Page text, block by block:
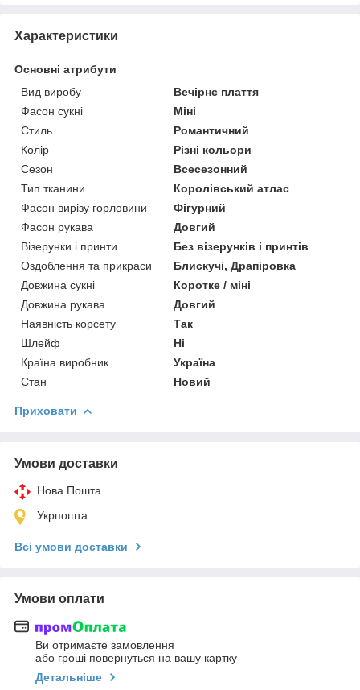
Характеристики
Основні атрибути
Вид виробу
Вечірнє плаття
Фасон сукні
Міні
Стиль
Романтичний
Колір
Різні кольори
Сезон
Всесезонний
Тип тканини
Королівський атлас
Фасон вирізу горловини
Фігурний
Фасон рукава
Довгий
Візерунки і принти
Без візерунків і принтів
Оздоблення та прикраси
Блискучі, Драпіровка
Довжина сукні
Коротке / міні
Довжина рукава
Довгий
Наявність корсету
Так
Шлейф
Ні
Країна виробник
Україна
Стан
Новий
Приховати
Умови доставки
Нова Пошта
Укрпошта
Всі умови доставки
Умови оплати
Ви отримаєте замовлення
або гроші повернуться на вашу картку
Детальніше